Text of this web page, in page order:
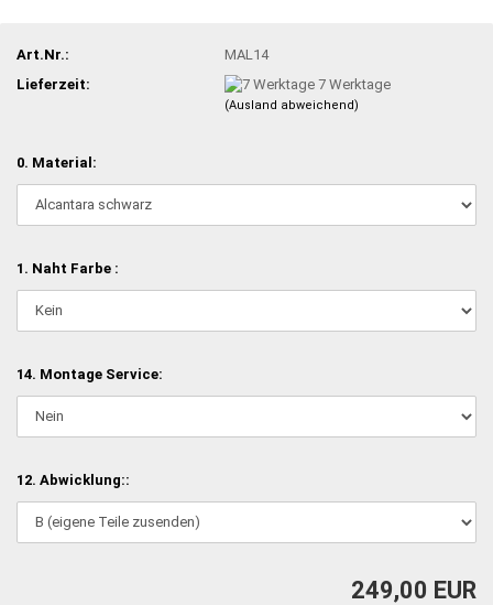
Art.Nr.:
MAL14
Lieferzeit:
7 Werktage
(Ausland abweichend)
0. Material:
1. Naht Farbe :
14. Montage Service:
12. Abwicklung::
249,00 EUR